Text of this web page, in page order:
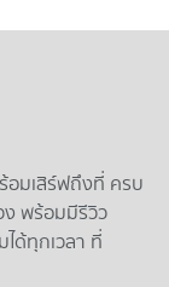
อมเสิร์ฟถึงที่ ครบ
ง พร้อมมีรีวิว
ด้ทุกเวลา ที่